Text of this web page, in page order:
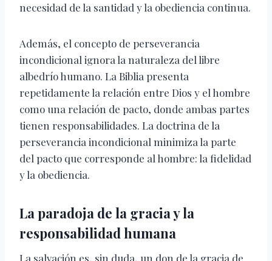
necesidad de la santidad y la obediencia continua.
Además, el concepto de perseverancia
incondicional ignora la naturaleza del libre
albedrío humano. La Biblia presenta
repetidamente la relación entre Dios y el hombre
como una relación de pacto, donde ambas partes
tienen responsabilidades. La doctrina de la
perseverancia incondicional minimiza la parte
del pacto que corresponde al hombre: la fidelidad
y la obediencia.
La paradoja de la gracia y la
responsabilidad humana
La salvación es, sin duda, un don de la gracia de